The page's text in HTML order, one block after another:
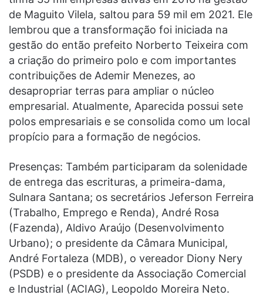
de Maguito Vilela, saltou para 59 mil em 2021. Ele
lembrou que a transformação foi iniciada na
gestão do então prefeito Norberto Teixeira com
a criação do primeiro polo e com importantes
contribuições de Ademir Menezes, ao
desapropriar terras para ampliar o núcleo
empresarial. Atualmente, Aparecida possui sete
polos empresariais e se consolida como um local
propício para a formação de negócios.
Presenças: Também participaram da solenidade
de entrega das escrituras, a primeira-dama,
Sulnara Santana; os secretários Jeferson Ferreira
(Trabalho, Emprego e Renda), André Rosa
(Fazenda), Aldivo Araújo (Desenvolvimento
Urbano); o presidente da Câmara Municipal,
André Fortaleza (MDB), o vereador Diony Nery
(PSDB) e o presidente da Associação Comercial
e Industrial (ACIAG), Leopoldo Moreira Neto.